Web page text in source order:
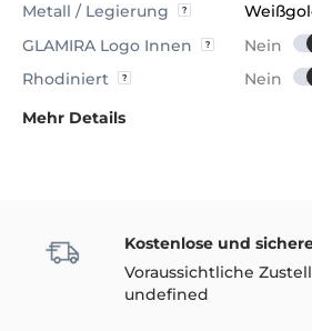
Metall / Legierung
GLAMIRA Logo Innen
Rhodiniert
Mehr Details
Kostenlose und
Voraussichtliche
undefined